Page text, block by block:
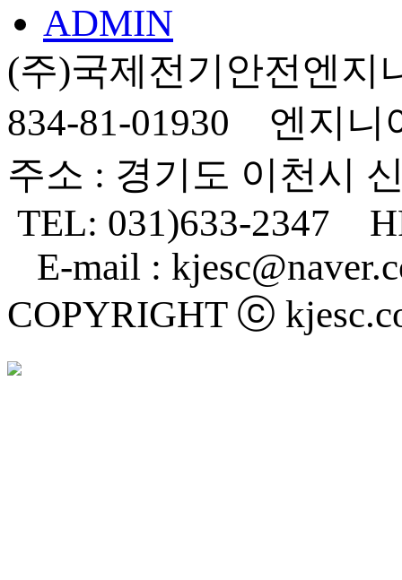
ADMIN
(주)국제전기안전엔
834-81-01930 엔지니
주소 : 경기도 이천시
TEL: 031)633-2347
E-mail :
COPYRIGHT ⓒ